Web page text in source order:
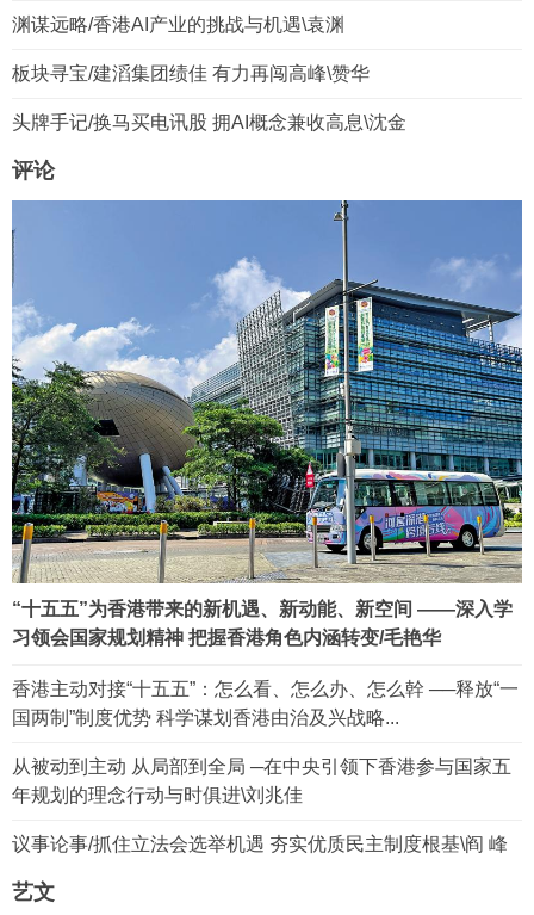
渊谋远略/香港AI产业的挑战与机遇\袁渊
板块寻宝/建滔集团绩佳 有力再闯高峰\赞华
头牌手记/换马买电讯股 拥AI概念兼收高息\沈金
评论
“十五五”为香港带来的新机遇、新动能、新空间 ——深入学
习领会国家规划精神 把握香港角色内涵转变/毛艳华
香港主动对接“十五五”：怎么看、怎么办、怎么幹 ──释放“一
国两制”制度优势 科学谋划香港由治及兴战略...
从被动到主动 从局部到全局 ─在中央引领下香港参与国家五
年规划的理念行动与时俱进\刘兆佳
议事论事/抓住立法会选举机遇 夯实优质民主制度根基\阎 峰
艺文